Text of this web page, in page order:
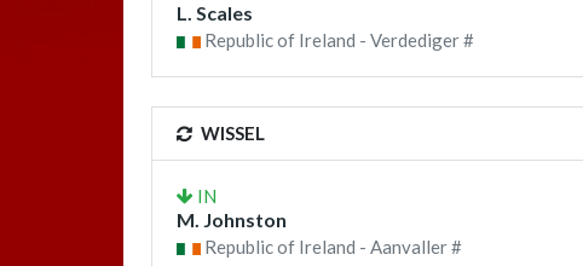
L. Scales
Republic of Ireland - Verdediger #
WISSEL
IN
M. Johnston
Republic of Ireland - Aanvaller #